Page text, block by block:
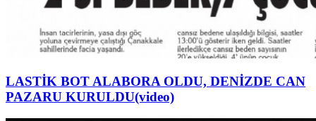
LASTİK BOT ALABORA OLDU, DENİZDE CAN
PAZARU KURULDU(video)